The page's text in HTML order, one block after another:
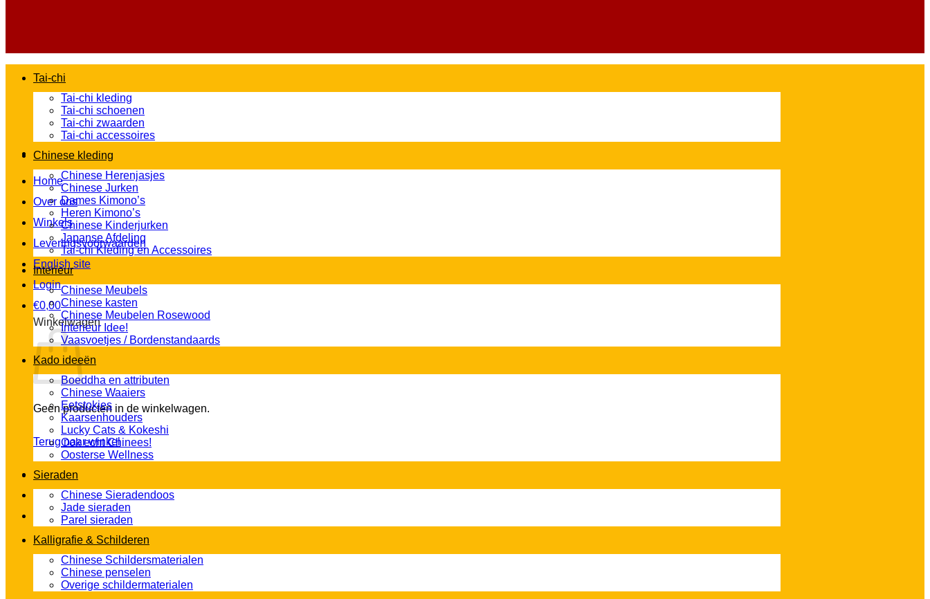
Home
Over ons
Winkels
Leveringsvoorwaarden
English site
Login
€0,00
Winkelwagen
Geen producten in de winkelwagen.
Terug naar winkel
Tai-chi
Tai-chi kleding
Tai-chi schoenen
Tai-chi zwaarden
Tai-chi accessoires
Chinese kleding
Chinese Herenjasjes
Chinese Jurken
Dames Kimono’s
Heren Kimono’s
Chinese Kinderjurken
Japanse Afdeling
Tai-chi Kleding en Accessoires
Interieur
Chinese Meubels
Chinese kasten
Chinese Meubelen Rosewood
Interieur Idee!
Vaasvoetjes / Bordenstandaards
Kado ideeën
Boeddha en attributen
Chinese Waaiers
Eetstokjes
Kaarsenhouders
Lucky Cats & Kokeshi
Ook echt Chinees!
Oosterse Wellness
Sieraden
Chinese Sieradendoos
Jade sieraden
Parel sieraden
Kalligrafie & Schilderen
Chinese Schildersmaterialen
Chinese penselen
Overige schildermaterialen